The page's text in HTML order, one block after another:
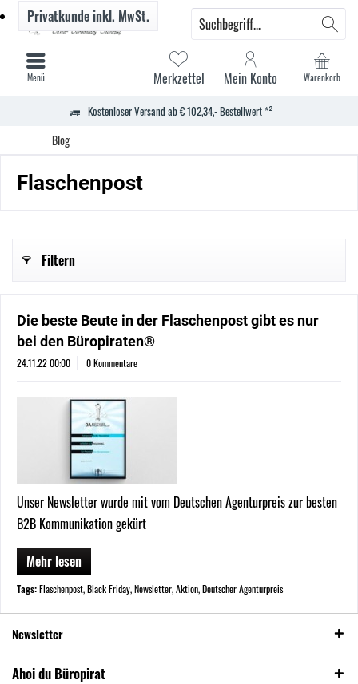
Kostenloser Versand ab € 102,34,- Bestellwert *²
Warenkorb
Merkzettel Mein Konto
Privatkundeinkl. MwSt.
Menü
Blog
Flaschenpost
Filtern
Die beste Beute in der Flaschenpost gibt es nur
bei den Büropiraten®
24.11.22 00:00 0 Kommentare
Unser Newsletter wurde mit vom Deutschen Agenturpreis zur besten
B2B Kommunikation gekürt
Mehr lesen
Tags:Flaschenpost,Black Friday,Newsletter,Aktion,Deutscher Agenturpreis
Newsletter
Ahoi du Büropirat